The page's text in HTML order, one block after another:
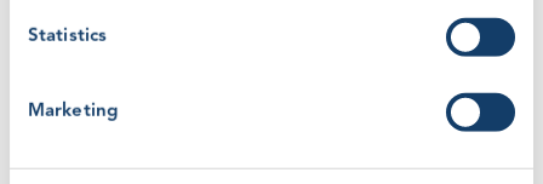
Statistics
Marketing
Reciba formación experta en habilidadess
Comprensión de los módulos formativos. Cada
módulo GWO contiene objetivos de